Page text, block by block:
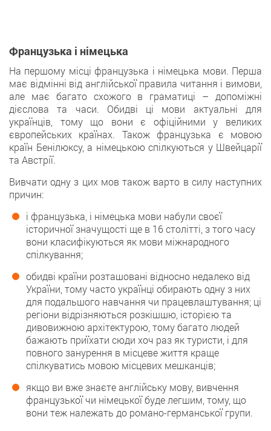
Французька і німецька
На першому місці французька і німецька мови. Перша
має відмінні від англійської правила читання і вимови,
але має багато схожого в граматиці – допоміжні
дієслова та часи. Обидві ці мови актуальні для
українців, тому що вони є офіційними у великих
європейських країнах. Також французька є мовою
країн Бенілюксу, а німецькою спілкуються у Швейцарії
та Австрії.
Вивчати одну з цих мов також варто в силу наступних
причин:
і французька, і німецька мови набули своєї
історичної значущості ще в 16 столітті, з того часу
вони класифікуються як мови міжнародного
спілкування;
обидві країни розташовані відносно недалеко від
України, тому часто українці обирають одну з них
для подальшого навчання чи працевлаштування; ці
регіони відрізняються розкішшю, історією та
дивовижною архітектурою, тому багато людей
бажають приїхати сюди хоч раз як туристи, і для
повного занурення в місцеве життя краще
спілкуватись мовою місцевих мешканців;
якщо ви вже знаєте англійську мову, вивчення
французької чи німецької буде легшим, тому, що
вони теж належать до романо-германської групи.